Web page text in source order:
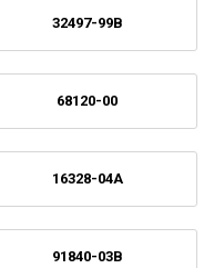
32497-99B
68120-00
16328-04A
91840-03B